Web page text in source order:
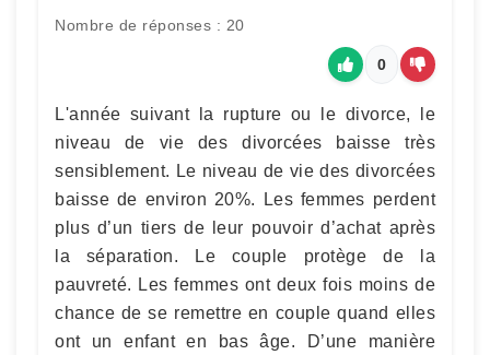
Nombre de réponses : 20
0
L'année suivant la rupture ou le divorce, le
niveau de vie des divorcées baisse très
sensiblement. Le niveau de vie des divorcées
baisse de environ 20%. Les femmes perdent
plus d’un tiers de leur pouvoir d’achat après
la séparation. Le couple protège de la
pauvreté. Les femmes ont deux fois moins de
chance de se remettre en couple quand elles
ont un enfant en bas âge. D’une manière